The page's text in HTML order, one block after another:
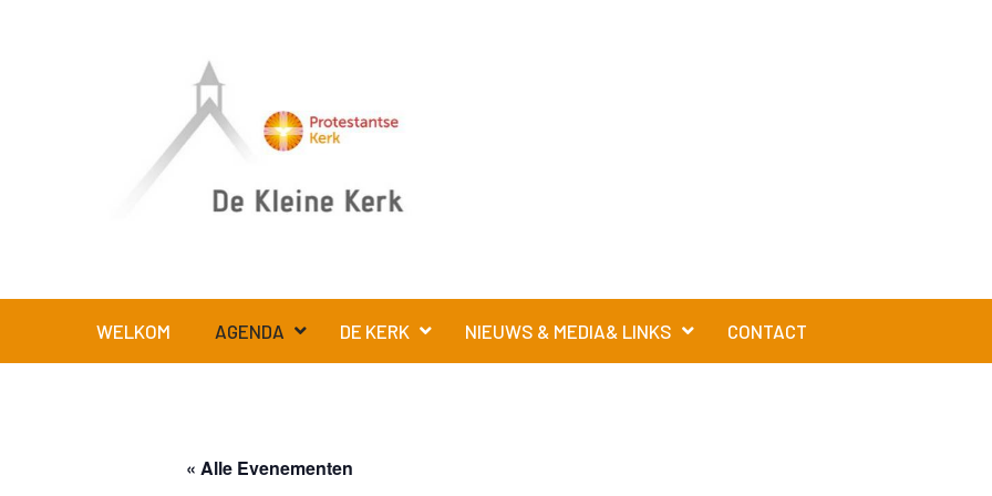
WELKOM AGENDA DE KERK NIEUWS & MEDIA& LINKS CONTACT
« Alle Evenementen